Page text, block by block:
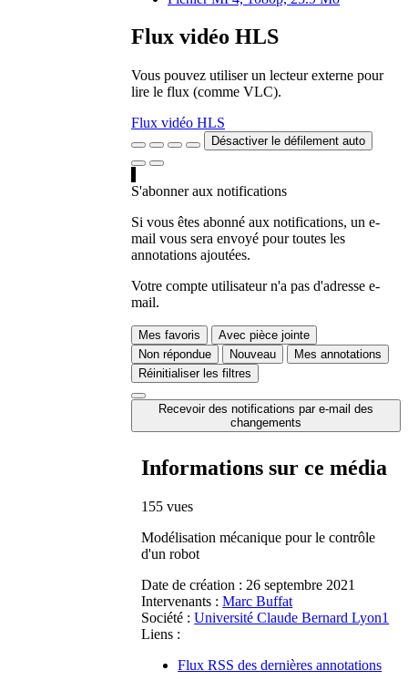
Flux vidéo HLS
Vous pouvez utiliser un lecteur externe pour
lire le flux (comme VLC).
Flux vidéo HLS
Désactiver le défilement auto
S'abonner aux notifications
Si vous êtes abonné aux notifications, un e-
mail vous sera envoyé pour toutes les
annotations ajoutées.
Votre compte utilisateur n'a pas d'adresse e-
mail.
Mes favoris
Avec pièce jointe
Non répondue
Nouveau
Mes annotations
Réinitialiser les filtres
Recevoir des notifications par e-mail des
changements
Informations sur ce média
155 vues
Modélisation mécanique pour le contrôle
d'un robot
Date de création : 26 septembre 2021
Intervenants : Marc Buffat
Société : Université Claude Bernard Lyon1
Liens :
Flux RSS des dernières annotations